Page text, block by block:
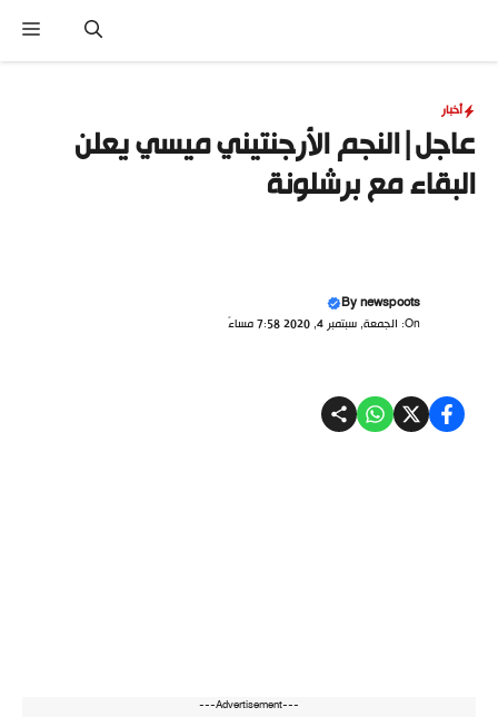
المحتوى
أخبار
عاجل|النجم الأرجنتيني ميسي يعلن
البقاء مع برشلونة
Bynewspoots
On: الجمعة, سبتمبر 4, 2020 7:58 مساءً
---Advertisement---